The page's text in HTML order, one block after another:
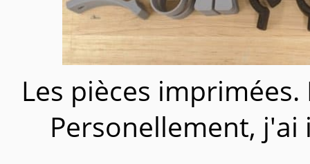
Les pièces
Personellement,